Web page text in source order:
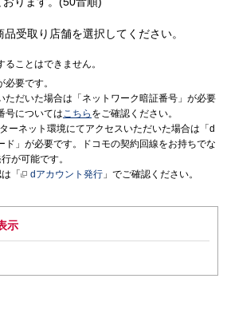
受取り店舗を選択してください。
ことはできません。
要です。
ただいた場合は「ネットワーク暗証番号」が必要
号についてはこちら をご確認ください。
ーネット環境にてアクセスいただいた場合は「d
ド」が必要です。ドコモの契約回線をお持ちでな
が可能です。
「
dアカウント発行 」でご確認ください。
示